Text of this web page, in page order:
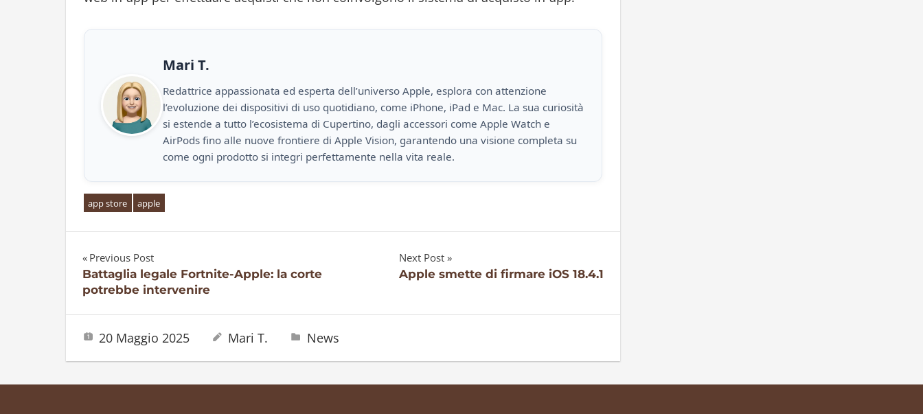
Mari T.
Redattrice appassionata ed esperta dell’universo Apple, esplora con attenzione
l’evoluzione dei dispositivi di uso quotidiano, come iPhone, iPad e Mac. La sua curiosità
si estende a tutto l’ecosistema di Cupertino, dagli accessori come Apple Watch e
AirPods fino alle nuove frontiere di Apple Vision, garantendo una visione completa su
come ogni prodotto si integri perfettamente nella vita reale.
app store apple
Navigazione
articoli
Previous Post
Battaglia legale Fortnite-Apple: la corte
potrebbe intervenire
Next Post
Apple smette di firmare iOS 18.4.1
20 Maggio 2025 Mari T. News